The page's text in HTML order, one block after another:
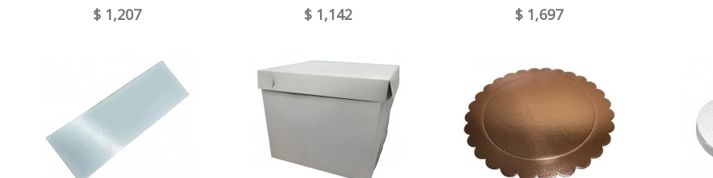
$ 1,207 $ 1,142 $ 1,697